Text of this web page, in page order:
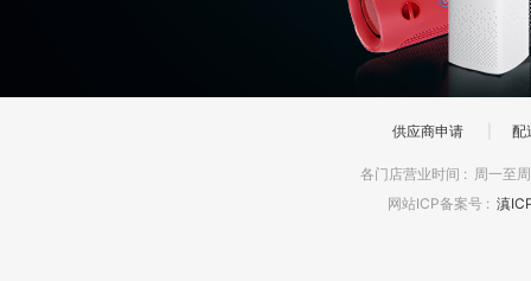
供应商申请 配
各门店营业时间 : 周一至
网站ICP备案号 : 滇